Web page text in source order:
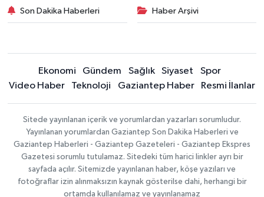
Son Dakika Haberleri Haber Arşivi
Ekonomi Gündem Sağlık Siyaset
Spor
Video Haber
Teknoloji Gaziantep Haber Resmi İlanlar
Sitede yayınlanan içerik ve yorumlardan yazarları sorumludur.
Yayınlanan yorumlardan Gaziantep Son Dakika Haberleri ve
Gaziantep Haberleri - Gaziantep Gazeteleri - Gaziantep Ekspres
Gazetesi sorumlu tutulamaz. Sitedeki tüm harici linkler ayrı bir
sayfada açılır. Sitemizde yayınlanan haber, köşe yazıları ve
fotoğraflar izin alınmaksızın kaynak gösterilse dahi, herhangi bir
ortamda kullanılamaz ve yayınlanamaz